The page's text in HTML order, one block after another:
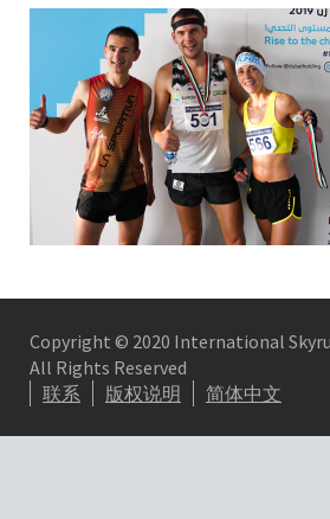
Copyright © 2020 International
All Rights Reserved
联系
版权说明 简体中文